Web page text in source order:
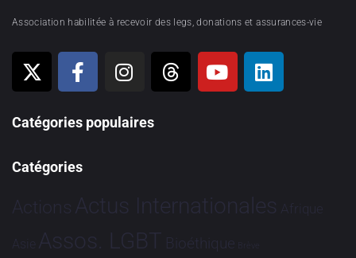
Association habilitée à recevoir des legs, donations et assurances-vie
Catégories populaires
Catégories
Actions Actus Internationales Afrique
Asie Assos. LGBT Bioéthique Brève